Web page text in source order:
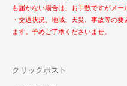
も届かない場合は、お手数ですがメー
・交通状況、地域、天災、事故等の
ます。予めご了承くださいませ。
クリックポスト